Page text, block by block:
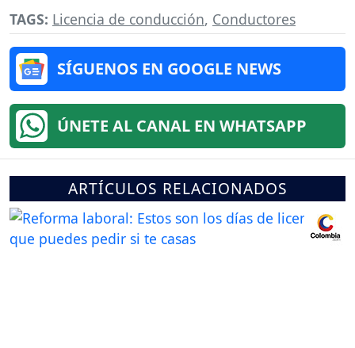
TAGS: Licencia de conducción, Conductores
SÍGUENOS EN GOOGLE NEWS
ÚNETE AL CANAL EN WHATSAPP
ARTÍCULOS RELACIONADOS